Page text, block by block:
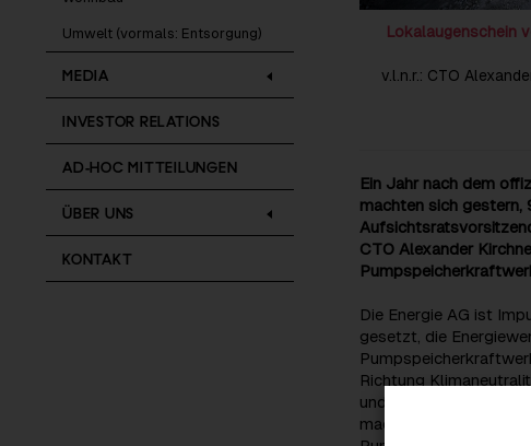
Umwelt (vormals: Entsorgung)
MEDIA
INVESTOR RELATIONS
AD-HOC MITTEILUNGEN
ÜBER UNS
KONTAKT
Lokalaugenschein
v.l.n.r.: CTO
Ein Jahr nach dem
machten sich gestern,
CTO Alexander
Die Energie AG ist
gesetzt, die
Richtung
und unabhängige
machen, wenn sie am